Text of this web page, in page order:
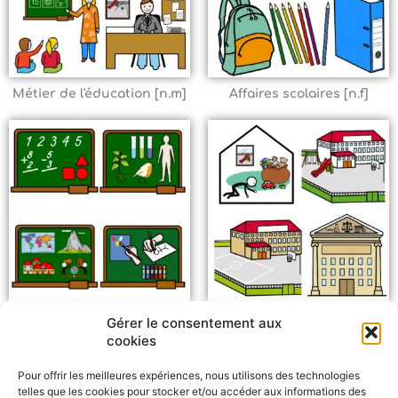
Gérer le consentement aux
cookies
Pour offrir les meilleures expériences, nous utilisons des technologies
telles que les cookies pour stocker et/ou accéder aux informations des
Métier de l'éducation [n.m] Affaires scolaires [n.f]
Matière scolaire [n.f] Éducation - lieux